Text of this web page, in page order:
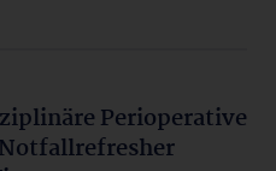
Perioperative